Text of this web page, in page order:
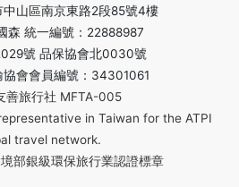
山區南京東路2段85號4樓
森 統一編號：22888987
號 品保協會北0030號
協會會員編號：34301061
善旅行社 MFTA-005
in Taiwan for the ATPI
travel network.
部銀級環保旅行業認證標章